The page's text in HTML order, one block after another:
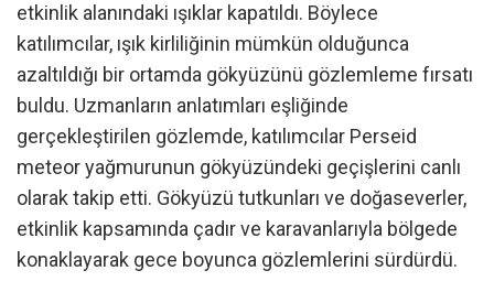
etkinlik alanındaki ışıklar kapatıldı. Böylece
katılımcılar, ışık kirliliğinin mümkün olduğunca
azaltıldığı bir ortamda gökyüzünü gözlemleme fırsatı
buldu. Uzmanların anlatımları eşliğinde
gerçekleştirilen gözlemde, katılımcılar Perseid
meteor yağmurunun gökyüzündeki geçişlerini canlı
olarak takip etti. Gökyüzü tutkunları ve doğaseverler,
etkinlik kapsamında çadır ve karavanlarıyla bölgede
konaklayarak gece boyunca gözlemlerini sürdürdü.